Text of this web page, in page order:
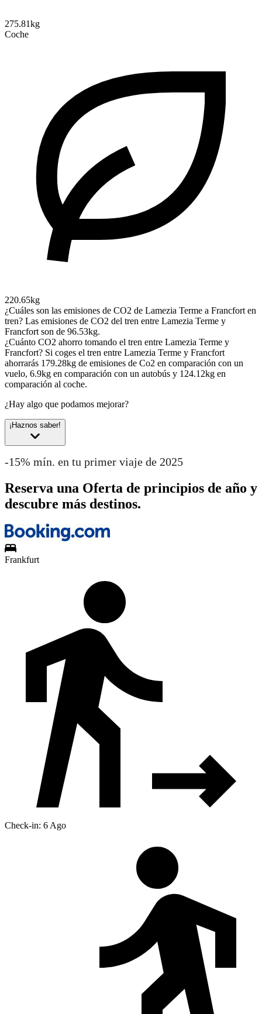
275.81kg
Coche
220.65kg
¿Cuáles son las emisiones de CO2 de Lamezia Terme a Francfort en
tren? Las emisiones de CO2 del tren entre Lamezia Terme y
Francfort son de 96.53kg.
¿Cuánto CO2 ahorro tomando el tren entre Lamezia Terme y
Francfort? Si coges el tren entre Lamezia Terme y Francfort
ahorrarás 179.28kg de emisiones de Co2 en comparación con un
vuelo, 6.9kg en comparación con un autobús y 124.12kg en
comparación al coche.
¿Hay algo que podamos mejorar?
¡Haznos saber!
-15% mín. en tu primer viaje de 2025
Reserva una Oferta de principios de año y
descubre más destinos.
Frankfurt
Check-in: 6 Ago